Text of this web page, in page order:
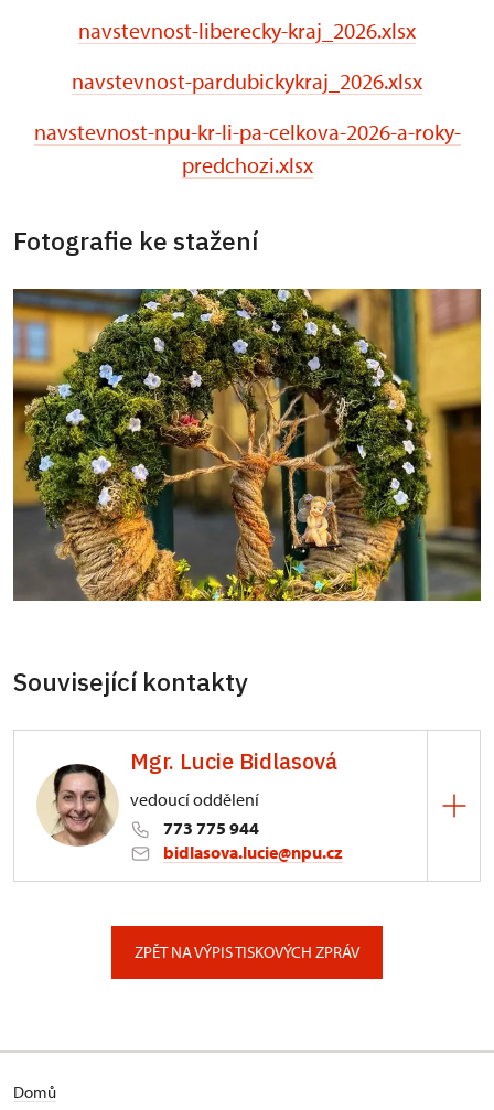
navstevnost-liberecky-kraj_2026.xlsx
navstevnost-pardubickykraj_2026.xlsx
navstevnost-npu-kr-li-pa-celkova-2026-a-roky-
predchozi.xlsx
Fotografie ke stažení
Související kontakty
Mgr. Lucie Bidlasová
vedoucí oddělení
773 775 944
bidlasova.lucie@npu.cz
ZPĚT NA VÝPIS TISKOVÝCH ZPRÁV
Domů